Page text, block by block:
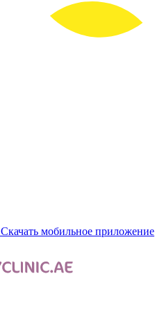
Скачать мобильное приложение